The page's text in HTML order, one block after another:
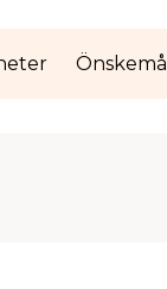
Önskemål